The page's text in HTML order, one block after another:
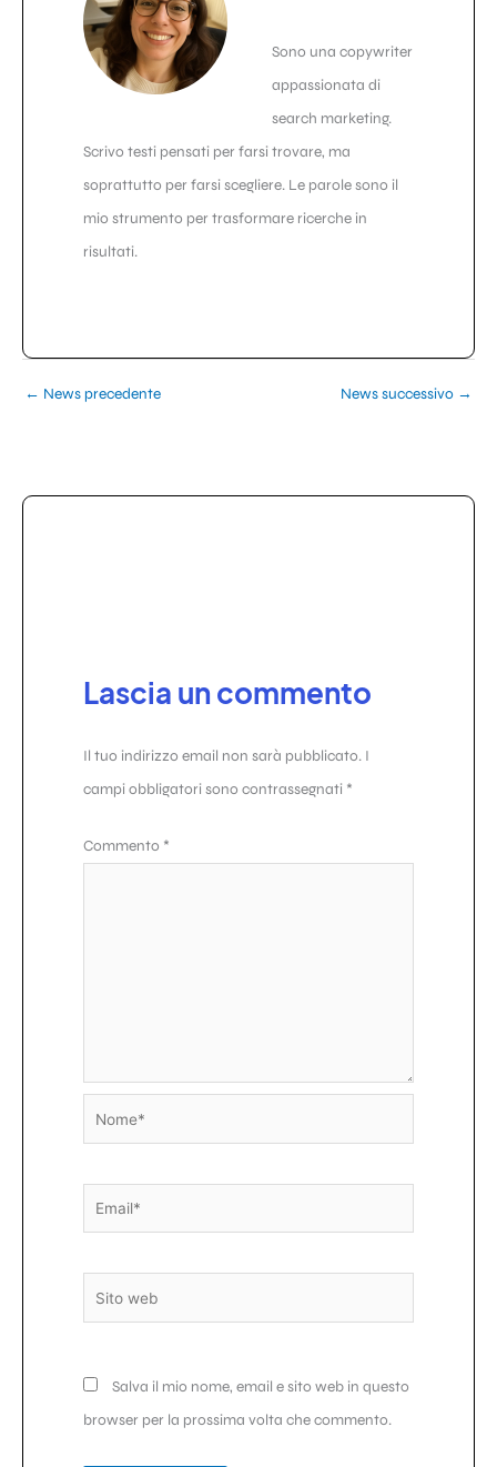
Sono una copywriter
appassionata di
search marketing.
Scrivo testi pensati per farsi trovare, ma
soprattutto per farsi scegliere. Le parole sono il
mio strumento per trasformare ricerche in
risultati.
← News precedente News successivo →
Lascia un commento
Il tuo indirizzo email non sarà pubblicato. I
campi obbligatori sono contrassegnati *
Commento *
Nome*
Email*
Sito
web
Salva il mio nome, email e sito web in questo
browser per la prossima volta che commento.